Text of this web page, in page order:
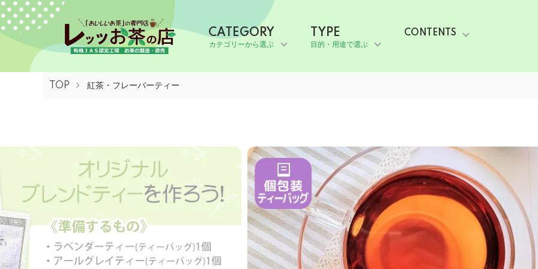
CATEGORY
カテゴリーから選ぶ
TYPE
目的・用途で選ぶ
CONTENTS
TOP 紅茶・フレーバーティー